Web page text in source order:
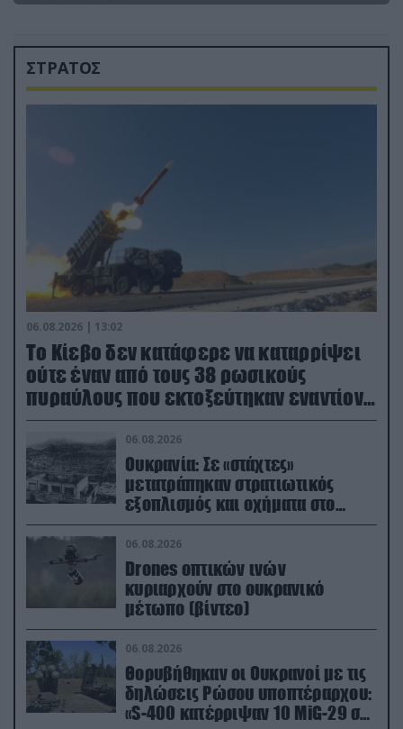
ΣΤΡΑΤΟΣ
06.08.2026 | 13:02
Το Κίεβο δεν κατάφερε να καταρρίψει
ούτε έναν από τους 38 ρωσικούς
πυραύλους που εκτοξεύτηκαν εναντίον
του
06.08.2026
Ουκρανία: Σε «στάχτες»
μετατράπηκαν στρατιωτικός
εξοπλισμός και οχήματα στο
Κίεβο μετά από ρωσικά
πλήγματα (βίντεο)
06.08.2026
Drones οπτικών ινών
κυριαρχούν στο ουκρανικό
μέτωπο (βίντεο)
06.08.2026
Θορυβήθηκαν οι Ουκρανοί με τις
δηλώσεις Ρώσου υποπτέραρχου:
«S-400 κατέρριψαν 10 MiG-29 σε